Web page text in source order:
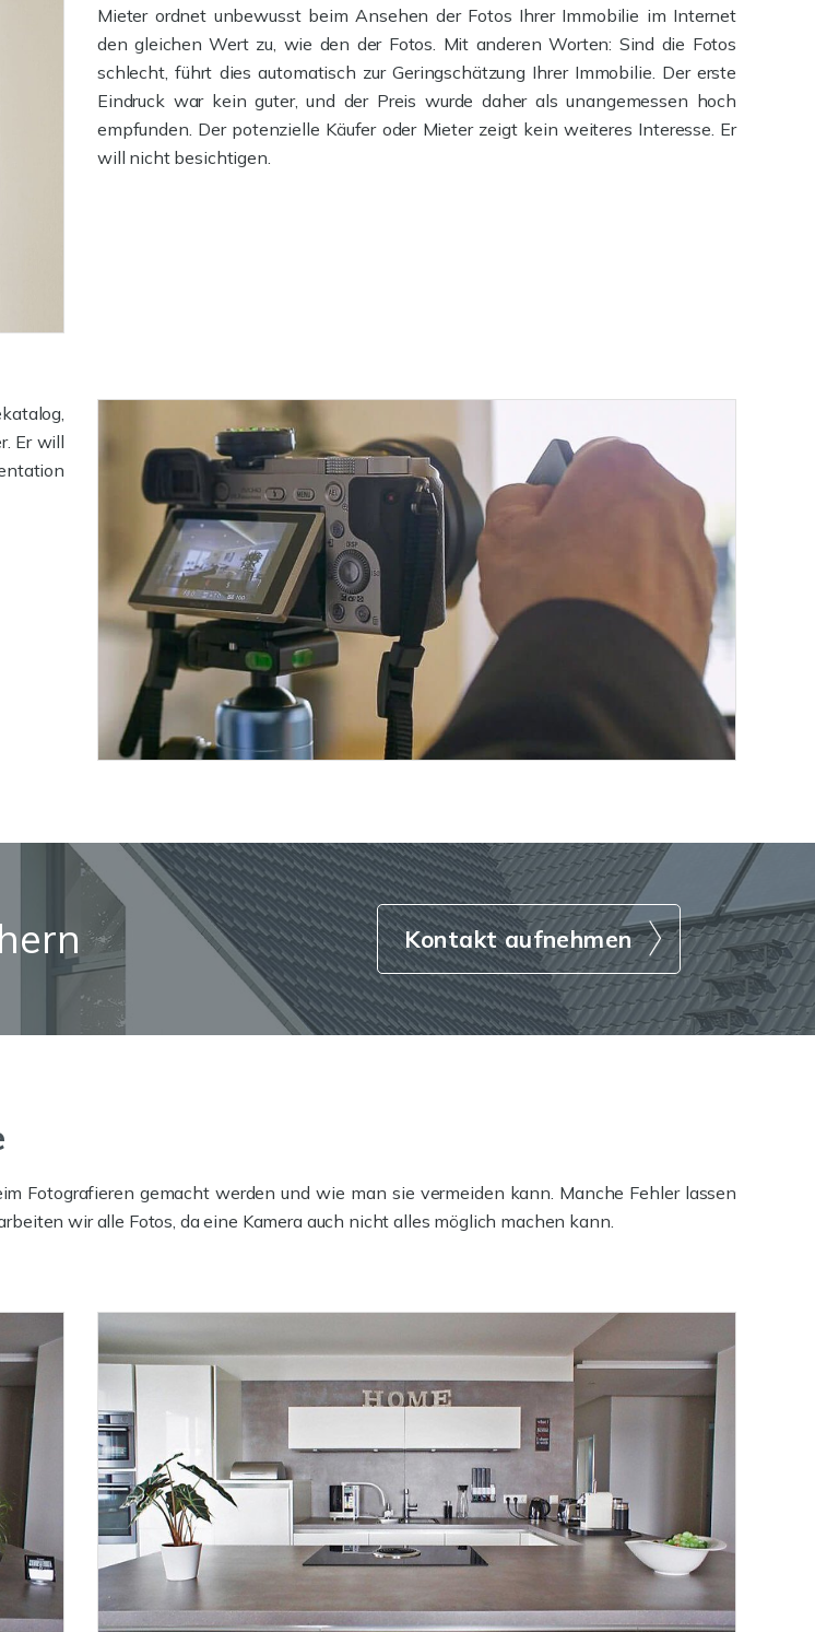
Mieter ordnet unbewusst beim Ansehen der Fotos Ihrer Immobilie im Internet
den gleichen Wert zu, wie den der Fotos. Mit anderen Worten: Sind die Fotos
schlecht, führt dies automatisch zur Geringschätzung Ihrer Immobilie. Der erste
Eindruck war kein guter, und der Preis wurde daher als unangemessen hoch
empfunden. Der potenzielle Käufer oder Mieter zeigt kein weiteres Interesse. Er
will nicht besichtigen.
Er will
Kontakt aufnehmen
Fotografieren gemacht werden und wie man sie vermeiden kann. Manche Fehler lassen
wir alle Fotos, da eine Kamera auch nicht alles möglich machen kann.